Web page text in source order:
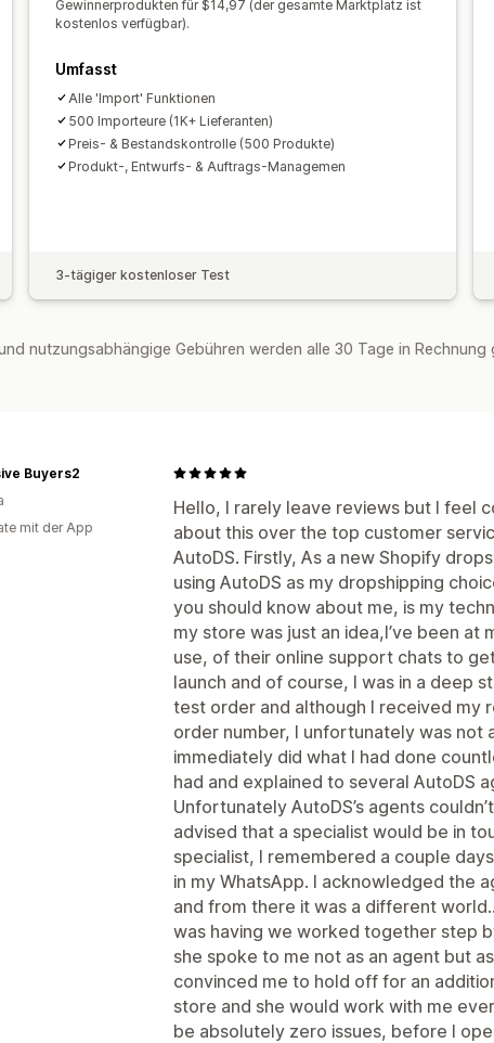
Umweltfreundlicher Versand
Inklusive
Gewinnerprodukten für $14,97 (der gesamte Marktplatz ist
kostenlos verfügbar).
Umfasst
Alle 'Import' Funktionen
500 Importeure (1K+ Lieferanten)
Preis- & Bestandskontrolle (500 Produkte)
Produkt-, Entwurfs- & Auftrags-Managemen
3-tägiger kostenloser Test
nutzungsabhängige Gebühren werden alle 30 Tage in Rechnung
Hello, I rarely leave reviews but I feel
about this over the top customer
AutoDS. Firstly, As a new Shopify
using AutoDS as my dropshipping
you should know about me, is my
my store was just an idea,I’ve been at
use, of their online support chats to
launch and of course, I was in a deep
test order and although I received my
order number, I unfortunately was not
immediately did what I had done
had and explained to several AutoDS
Unfortunately AutoDS’s agents
advised that a specialist would be in
specialist, I remembered a couple
in my WhatsApp. I acknowledged the
and from there it was a different
was having we worked together step
she spoke to me not as an agent but
convinced me to hold off for an
store and she would work with me
be absolutely zero issues, before I
Buyers2
mit der App